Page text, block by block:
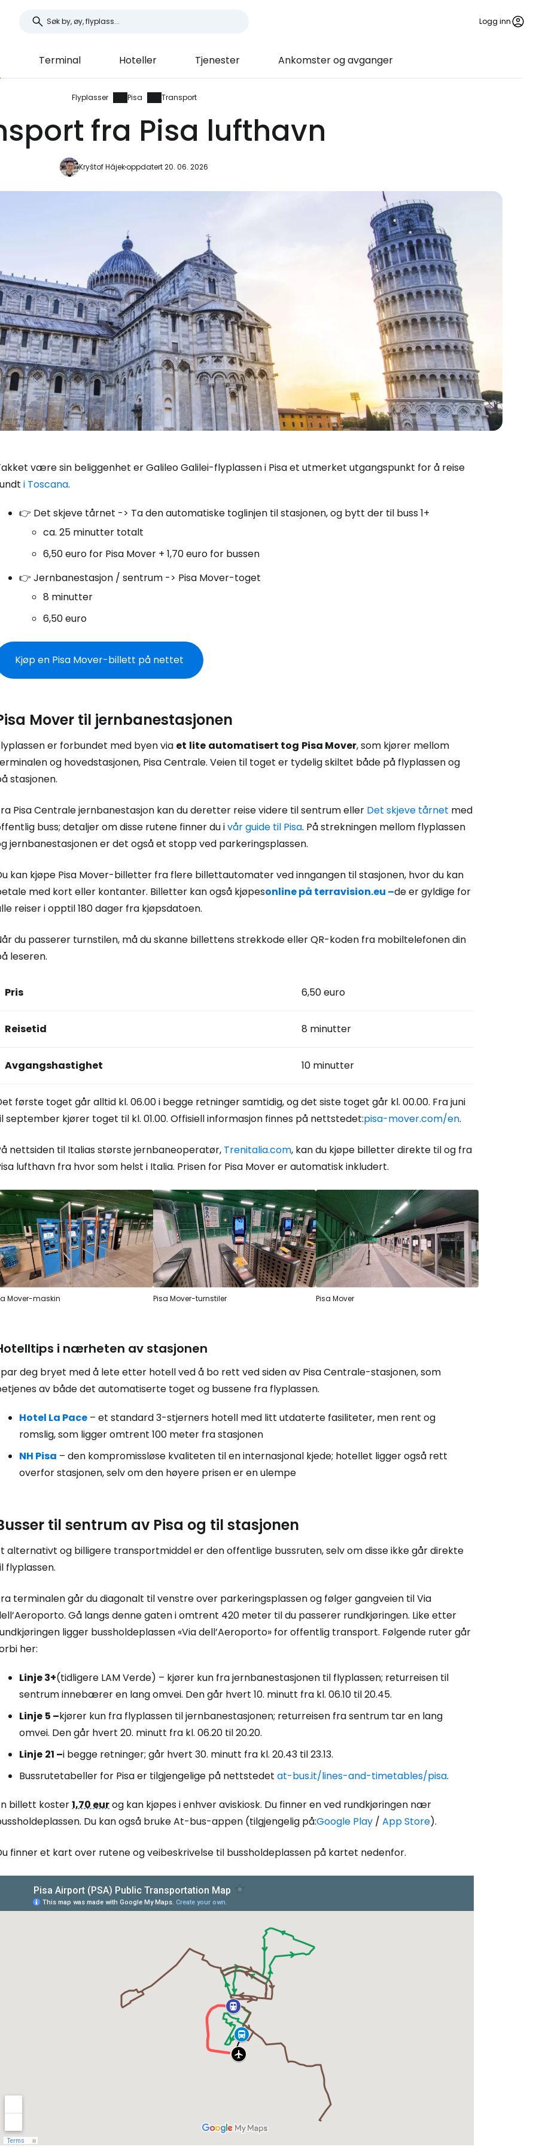
Logg inn
Terminal Hoteller Tjenester Ankomster og avganger
Flyplasser Pisa Transport
fra Pisa lufthavn
Kryštof Hájekoppdatert 20. 06. 2026
være sin beliggenhet er Galileo Galilei-flyplassen i Pisa et utmerket utgangspunkt for å reise
i Toscana.
👉 Det skjeve tårnet -> Ta den automatiske toglinjen til stasjonen, og bytt der til buss 1+
ca. 25 minutter totalt
6,50 euro for Pisa Mover + 1,70 euro for bussen
👉 Jernbanestasjon / sentrum -> Pisa Mover-toget
8 minutter
6,50 euro
Kjøp en Pisa Mover-billett på nettet
Mover til jernbanestasjonen
er forbundet med byen via et lite automatisert tog Pisa Mover,som kjører mellom
og hovedstasjonen, Pisa Centrale. Veien til toget er tydelig skiltet både på flyplassen og
stasjonen.
Pisa Centrale jernbanestasjon kan du deretter reise videre til sentrum eller Det skjeve tårnet med
buss; detaljer om disse rutene finner du ivår guide til Pisa. På strekningen mellom flyplassen
jernbanestasjonen er det også et stopp ved parkeringsplassen.
kan kjøpe Pisa Mover-billetter fra flere billettautomater ved inngangen til stasjonen, hvor du kan
med kort eller kontanter. Billetter kan også kjøpesonline på terravision.eu –de er gyldige for
reiser i opptil 180 dager fra kjøpsdatoen.
du passerer turnstilen, må du skanne billettens strekkode eller QR-koden fra mobiltelefonen din
leseren.
Pris 6,50 euro
Reisetid 8 minutter
Avgangshastighet 10 minutter
første toget går alltid kl. 06.00 i begge retninger samtidig, og det siste toget går kl. 00.00. Fra juni
september kjører toget til kl. 01.00. Offisiell informasjon finnes på nettstedet:pisa-mover.com/en.
nettsiden til Italias største jernbaneoperatør, Trenitalia.com, kan du kjøpe billetter direkte til og fra
lufthavn fra hvor som helst i Italia. Prisen for Pisa Mover er automatisk inkludert.
Mover-maskin Pisa Mover-turnstiler Pisa Mover
i nærheten av stasjonen
deg bryet med å lete etter hotell ved å bo rett ved siden av Pisa Centrale-stasjonen, som
av både det automatiserte toget og bussene fra flyplassen.
Hotel La Pace – et standard 3-stjerners hotell med litt utdaterte fasiliteter, men rent og
romslig, som ligger omtrent 100 meter fra stasjonen
NH Pisa – den kompromissløse kvaliteten til en internasjonal kjede; hotellet ligger også rett
overfor stasjonen, selv om den høyere prisen er en ulempe
til sentrum av Pisa og til stasjonen
alternativt og billigere transportmiddel er den offentlige bussruten, selv om disse ikke går direkte
flyplassen.
terminalen går du diagonalt til venstre over parkeringsplassen og følger gangveien til Via
Gå langs denne gaten i omtrent 420 meter til du passerer rundkjøringen. Like etter
ligger bussholdeplassen «Via dell’Aeroporto» for offentlig transport. Følgende ruter går
her:
Linje 3+(tidligere LAM Verde) – kjører kun fra jernbanestasjonen til flyplassen; returreisen til
sentrum innebærer en lang omvei. Den går hvert 10. minutt fra kl. 06.10 til 20.45.
Linje 5 –kjører kun fra flyplassen til jernbanestasjonen; returreisen fra sentrum tar en lang
omvei. Den går hvert 20. minutt fra kl. 06.20 til 20.20.
Linje 21 –i begge retninger; går hvert 30. minutt fra kl. 20.43 til 23.13.
Bussrutetabeller for Pisa er tilgjengelige på nettstedet at-bus.it/lines-and-timetables/pisa.
billett koster1,70 eurog kan kjøpes i enhver aviskiosk. Du finner en ved rundkjøringen nær
Du kan også bruke At-bus-appen (tilgjengelig på:Google Play / App Store).
finner et kart over rutene og veibeskrivelse til bussholdeplassen på kartet nedenfor.
Logg inn på Cestee
... det verdensomspennende reisefellesskapet
Fortsett med Google
Fortsett med Facebook
Fortsett med e-post